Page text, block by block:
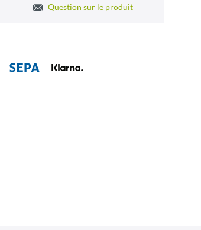
Question sur le produit